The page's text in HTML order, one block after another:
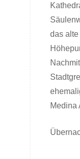
das
Medina